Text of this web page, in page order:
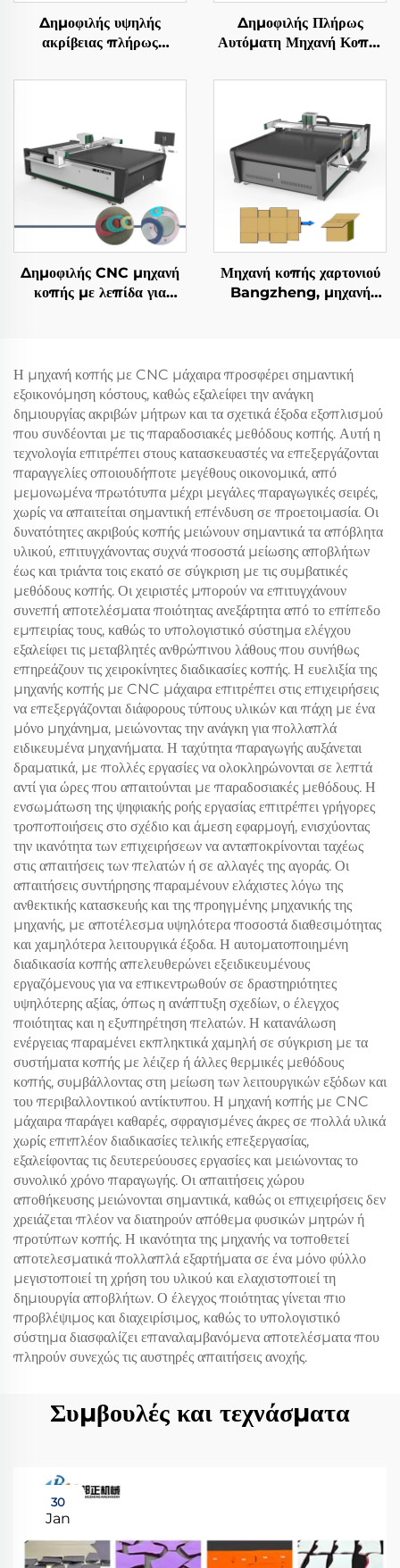
Δημοφιλής υψηλής
ακρίβειας πλήρως
κοπής δερμάτων
Δημοφιλής Πλήρως
Αυτόματη Μηχανή Κοπής
Υφάσματος, Εξοπλισμός
Δημοφιλής CNC μηχανή
κοπής με λεπίδα για
Μηχανή κοπής χαρτονιού
Bangzheng, μηχανή
Η μηχανή κοπής με CNC μάχαιρα προσφέρει σημαντική
εξοικονόμηση κόστους, καθώς εξαλείφει την ανάγκη
δημιουργίας ακριβών μήτρων και τα σχετικά έξοδα εξοπλισμού
που συνδέονται με τις παραδοσιακές μεθόδους κοπής. Αυτή η
τεχνολογία επιτρέπει στους κατασκευαστές να επεξεργάζονται
παραγγελίες οποιουδήποτε μεγέθους οικονομικά, από
μεμονωμένα πρωτότυπα μέχρι μεγάλες παραγωγικές σειρές,
χωρίς να απαιτείται σημαντική επένδυση σε προετοιμασία. Οι
δυνατότητες ακριβούς κοπής μειώνουν σημαντικά τα απόβλητα
υλικού, επιτυγχάνοντας συχνά ποσοστά μείωσης αποβλήτων
έως και τριάντα τοις εκατό σε σύγκριση με τις συμβατικές
μεθόδους κοπής. Οι χειριστές μπορούν να επιτυγχάνουν
συνεπή αποτελέσματα ποιότητας ανεξάρτητα από το επίπεδο
εμπειρίας τους, καθώς το υπολογιστικό σύστημα ελέγχου
εξαλείφει τις μεταβλητές ανθρώπινου λάθους που συνήθως
επηρεάζουν τις χειροκίνητες διαδικασίες κοπής. Η ευελιξία της
μηχανής κοπής με CNC μάχαιρα επιτρέπει στις επιχειρήσεις
να επεξεργάζονται διάφορους τύπους υλικών και πάχη με ένα
μόνο μηχάνημα, μειώνοντας την ανάγκη για πολλαπλά
ειδικευμένα μηχανήματα. Η ταχύτητα παραγωγής αυξάνεται
δραματικά, με πολλές εργασίες να ολοκληρώνονται σε λεπτά
αντί για ώρες που απαιτούνται με παραδοσιακές μεθόδους. Η
ενσωμάτωση της ψηφιακής ροής εργασίας επιτρέπει γρήγορες
τροποποιήσεις στο σχέδιο και άμεση εφαρμογή, ενισχύοντας
την ικανότητα των επιχειρήσεων να ανταποκρίνονται ταχέως
στις απαιτήσεις των πελατών ή σε αλλαγές της αγοράς. Οι
απαιτήσεις συντήρησης παραμένουν ελάχιστες λόγω της
ανθεκτικής κατασκευής και της προηγμένης μηχανικής της
μηχανής, με αποτέλεσμα υψηλότερα ποσοστά διαθεσιμότητας
και χαμηλότερα λειτουργικά έξοδα. Η αυτοματοποιημένη
διαδικασία κοπής απελευθερώνει εξειδικευμένους
εργαζόμενους για να επικεντρωθούν σε δραστηριότητες
υψηλότερης αξίας, όπως η ανάπτυξη σχεδίων, ο έλεγχος
ποιότητας και η εξυπηρέτηση πελατών. Η κατανάλωση
ενέργειας παραμένει εκπληκτικά χαμηλή σε σύγκριση με τα
συστήματα κοπής με λέιζερ ή άλλες θερμικές μεθόδους
κοπής, συμβάλλοντας στη μείωση των λειτουργικών εξόδων και
του περιβαλλοντικού αντίκτυπου. Η μηχανή κοπής με CNC
μάχαιρα παράγει καθαρές, σφραγισμένες άκρες σε πολλά υλικά
χωρίς επιπλέον διαδικασίες τελικής επεξεργασίας,
εξαλείφοντας τις δευτερεύουσες εργασίες και μειώνοντας το
συνολικό χρόνο παραγωγής. Οι απαιτήσεις χώρου
αποθήκευσης μειώνονται σημαντικά, καθώς οι επιχειρήσεις δεν
χρειάζεται πλέον να διατηρούν απόθεμα φυσικών μητρών ή
προτύπων κοπής. Η ικανότητα της μηχανής να τοποθετεί
αποτελεσματικά πολλαπλά εξαρτήματα σε ένα μόνο φύλλο
μεγιστοποιεί τη χρήση του υλικού και ελαχιστοποιεί τη
δημιουργία αποβλήτων. Ο έλεγχος ποιότητας γίνεται πιο
προβλέψιμος και διαχειρίσιμος, καθώς το υπολογιστικό
σύστημα διασφαλίζει επαναλαμβανόμενα αποτελέσματα που
πληρούν συνεχώς τις αυστηρές απαιτήσεις ανοχής.
Συμβουλές και τεχνάσματα
30
Jan